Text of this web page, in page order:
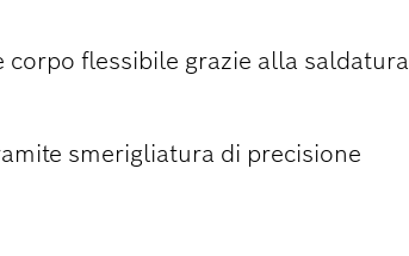
corpo flessibile grazie alla saldatura
smerigliatura di precisione